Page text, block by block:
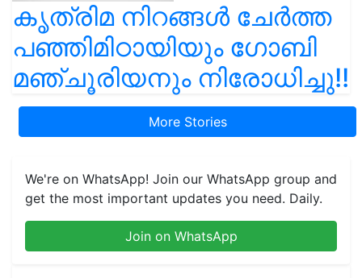
കൃത്രിമ നിറങ്ങൾ ചേർത്ത
പഞ്ഞിമിഠായിയും ഗോബി
മഞ്ചൂരിയനും നിരോധിച്ചു!!
More Stories
We're on WhatsApp! Join our WhatsApp group and
get the most important updates you need. Daily.
Join on WhatsApp